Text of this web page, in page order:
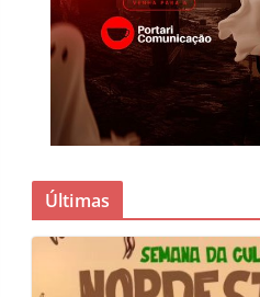
Últimas